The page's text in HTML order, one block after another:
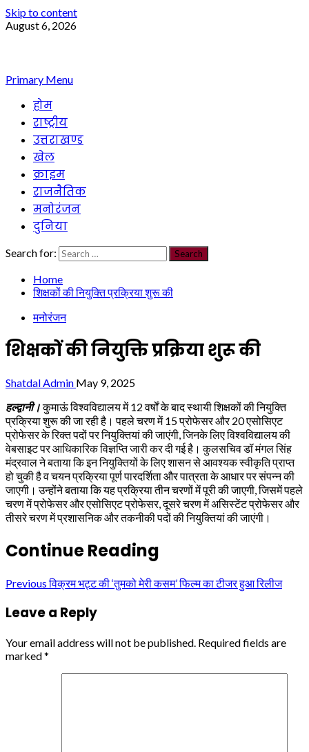
Skip to content
August 6, 2026
Primary Menu
होम
राष्ट्रीय
उत्तराखण्ड
खेल
क्राइम
राजनैतिक
मनोरंजन
दुनिया
Search for:
Home
शिक्षकों की नियुक्ति प्रक्रिया शुरू की
मनोरंजन
शिक्षकों की नियुक्ति प्रक्रिया शुरू की
Shatdal Admin May 9, 2025
हल्द्वानी। कुमाऊं विश्वविद्यालय में 12 वर्षों के बाद स्थायी शिक्षकों की नियुक्ति
प्रक्रिया शुरू की जा रही है। पहले चरण में 15 प्रोफेसर और 20 एसोसिएट
प्रोफेसर के रिक्त पदों पर नियुक्तियां की जाएंगी, जिनके लिए विश्वविद्यालय की
वेबसाइट पर आधिकारिक विज्ञप्ति जारी कर दी गई है। कुलसचिव डॉ मंगल सिंह
मंद्रवाल ने बताया कि इन नियुक्तियों के लिए शासन से आवश्यक स्वीकृति प्राप्त
हो चुकी है व चयन प्रक्रिया पूर्ण पारदर्शिता और पात्रता के आधार पर संपन्न की
जाएगी। उन्होंने बताया कि यह प्रक्रिया तीन चरणों में पूरी की जाएगी, जिसमें पहले
चरण में प्रोफेसर और एसोसिएट प्रोफेसर, दूसरे चरण में असिस्टेंट प्रोफेसर और
तीसरे चरण में प्रशासनिक और तकनीकी पदों की नियुक्तियां की जाएंगी।
Continue Reading
Previousविक्रम भट्ट की ‘तुमको मेरी कसम’ फिल्म का टीजर हुआ रिलीज
Leave a Reply
Your email address will not be published. Required fields are
marked*